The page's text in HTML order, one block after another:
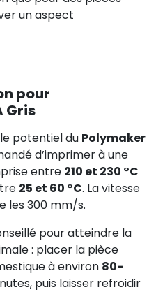
un aspect
pour
Gris
potentiel du Polymaker
d’imprimer à une
entre 210 et 230 °C
25 et 60 °C. La vitesse
les 300 mm/s.
pour atteindre la
: placer la pièce
à environ 80-
puis laisser refroidir